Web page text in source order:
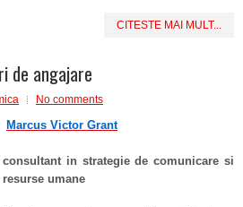
CITESTE MAI MULT...
de angajare
No comments
Marcus Victor Grant
consultant in strategie de comunicare si
resurse umane